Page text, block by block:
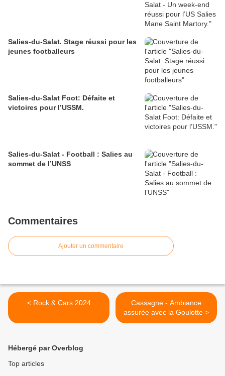
Salies-du-Salat. Stage réussi pour les
jeunes footballeurs
Salies-du-Salat Foot: Défaite et
victoires pour l’USSM.
Salies-du-Salat - Football : Salies au
sommet de l’UNSS
Commentaires
Ajouter un commentaire
< Rock & Cars 2024
Cassagne - Ambiance
assurée avec la Goulotte >
Hébergé par Overblog
Top articles